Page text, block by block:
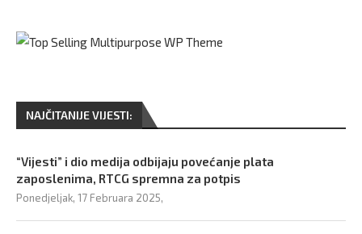
NAJČITANIJE VIJESTI:
“Vijesti” i dio medija odbijaju povećanje plata
zaposlenima, RTCG spremna za potpis
Ponedjeljak, 17 Februara 2025,